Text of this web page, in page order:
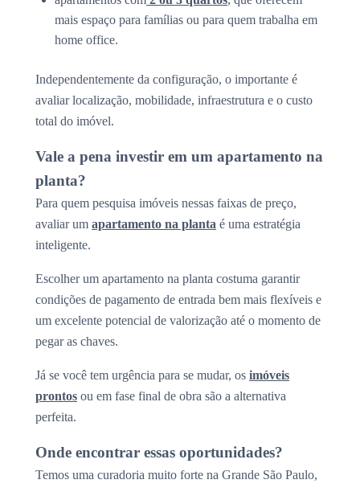
mais espaço para famílias ou para quem trabalha em
home office.
Independentemente da configuração, o importante é
avaliar localização, mobilidade, infraestrutura e o custo
total do imóvel.
Vale a pena investir em um apartamento na
planta?
Para quem pesquisa imóveis nessas faixas de preço,
avaliar um apartamento na planta é uma estratégia
inteligente.
Escolher um apartamento na planta costuma garantir
condições de pagamento de entrada bem mais flexíveis e
um excelente potencial de valorização até o momento de
pegar as chaves.
Já se você tem urgência para se mudar, os imóveis
prontos ou em fase final de obra são a alternativa
perfeita.
Onde encontrar essas oportunidades?
Temos uma curadoria muito forte na Grande São Paulo,